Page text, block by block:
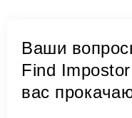
Ваши
Find
вас